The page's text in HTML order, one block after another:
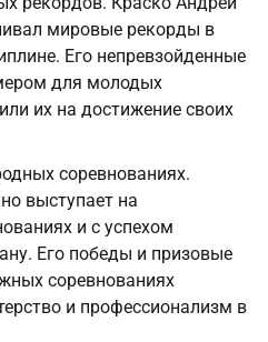
мировые рекорды в
Его непревзойденные
для молодых
их на достижение своих
соревнованиях.
выступает на
и с успехом
Его победы и призовые
соревнованиях
и профессионализм в